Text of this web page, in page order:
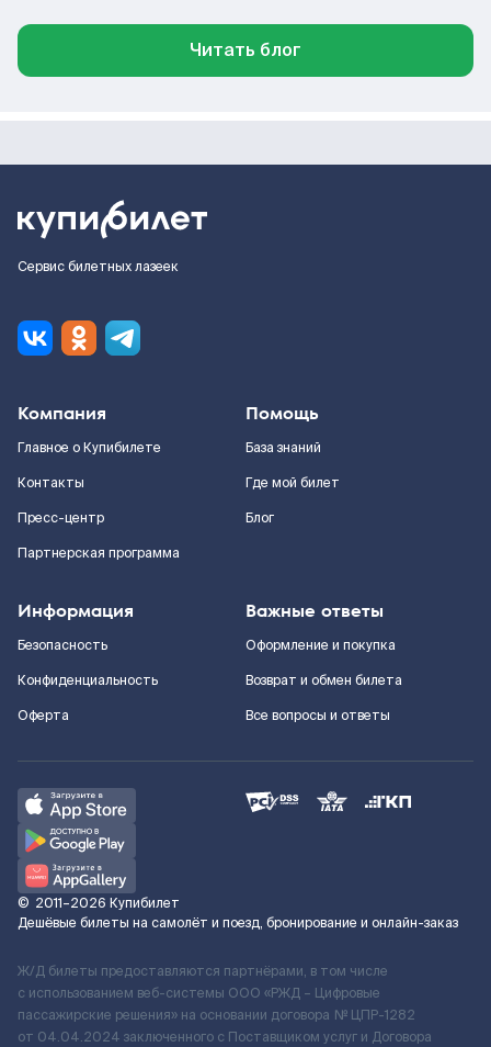
Читать блог
Сервис билетных лазеек
Компания
Главное о Купибилете
Контакты
Пресс-центр
Партнерская программа
Помощь
База знаний
Где мой билет
Блог
Информация
Безопасность
Конфиденциальность
Оферта
Важные ответы
Оформление и покупка
Возврат и обмен билета
Все вопросы и ответы
© 2011–2026 Купибилет
Дешёвые билеты на самолёт и поезд, бронирование и онлайн-заказ
Ж/Д билеты предоставляются партнёрами, в том числе
с использованием веб-системы ООО «РЖД – Цифровые
пассажирские решения» на основании договора № ЦПР-1282
от 04.04.2024 заключенного с Поставщиком услуг и Договора